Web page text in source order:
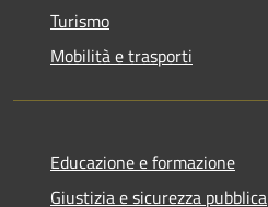
Turismo
Mobilità e trasporti
Educazione e formazione
Giustizia e sicurezza pubblica